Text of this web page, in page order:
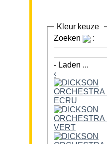
Kleur keuze
Zoeken
:
- Laden ...
‹